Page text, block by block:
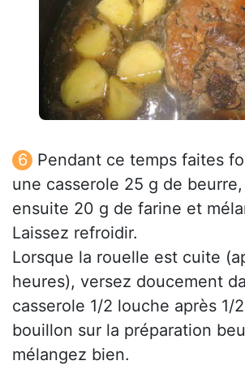
Pendant ce temps faites
une casserole 25 g de
ensuite 20 g de farine et
Laissez refroidir.
Lorsque la rouelle est cuite
heures), versez doucement
casserole 1/2 louche après 1/
bouillon sur la préparation
mélangez bien.